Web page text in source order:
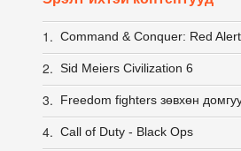
1.
2. Sid Meiers Civilization 6
3.
4. Call of Duty - Black Ops